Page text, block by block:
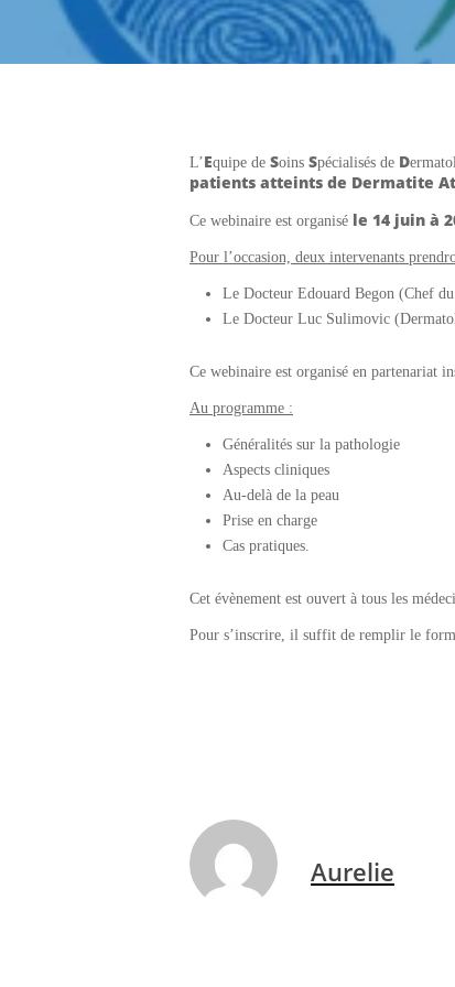
L’Equipe de Soins Spécialisés de D
patients atteints de Dermatite
Ce webinaire est organisé le 14 juin à
Pour l’occasion, deux intervenants
Le Docteur Edouard Begon (Chef
Le Docteur Luc Sulimovic
Ce webinaire est organisé en partenariat
Au programme :
Généralités sur la pathologie
Aspects cliniques
Au-delà de la peau
Prise en charge
Cas pratiques.
Cet évènement est ouvert à tous les
Pour s’inscrire, il suffit de remplir le
Aurelie